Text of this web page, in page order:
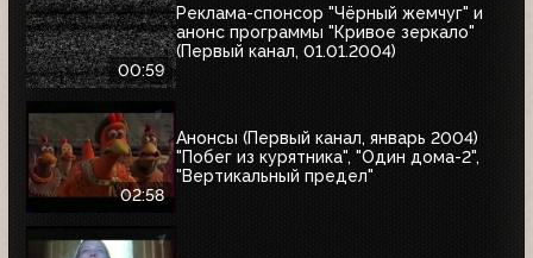
00:59
Реклама-спонсор "Чёрный жемчуг" и
анонс программы "Кривое зеркало"
(Первый канал, 01.01.2004)
02:58
Анонсы (Первый канал, январь 2004)
"Побег из курятника", "Один дома-2",
"Вертикальный предел"